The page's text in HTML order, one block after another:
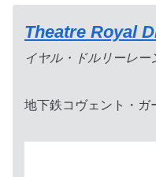
Theatre Royal
イヤル・ドルリーレー
地下鉄コヴェント・ガ